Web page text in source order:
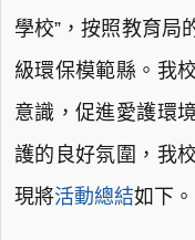
學校”，按照教育局
級環保模範縣。我
意識，促進愛護環
護的良好氛圍，我
現將活動總結如下。